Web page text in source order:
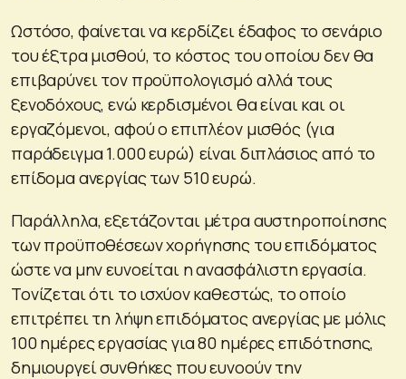
Ωστόσο, φαίνεται να κερδίζει έδαφος το σενάριο
του έξτρα μισθού, το κόστος του οποίου δεν θα
επιβαρύνει τον προϋπολογισμό αλλά τους
ξενοδόχους, ενώ κερδισμένοι θα είναι και οι
εργαζόμενοι, αφού ο επιπλέον μισθός (για
παράδειγμα 1.000 ευρώ) είναι διπλάσιος από το
επίδομα ανεργίας των 510 ευρώ.
Παράλληλα, εξετάζονται μέτρα αυστηροποίησης
των προϋποθέσεων χορήγησης του επιδόματος
ώστε να μην ευνοείται η ανασφάλιστη εργασία.
Τονίζεται ότι το ισχύον καθεστώς, το οποίο
επιτρέπει τη λήψη επιδόματος ανεργίας με μόλις
100 ημέρες εργασίας για 80 ημέρες επιδότησης,
δημιουργεί συνθήκες που ευνοούν την